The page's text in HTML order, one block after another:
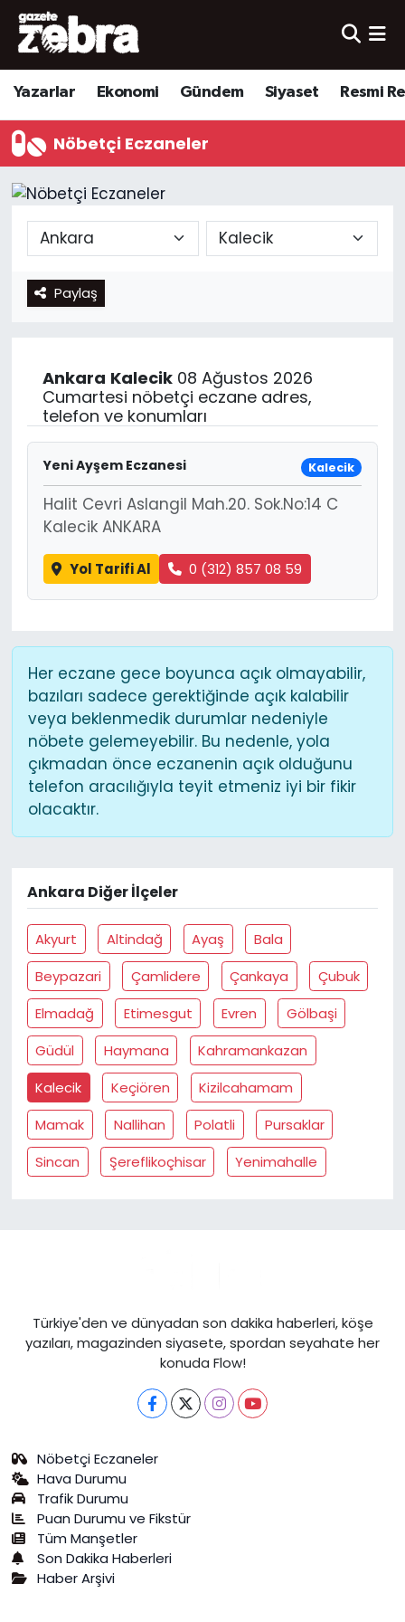
Yazarlar Ekonomi Gündem Siyaset Resmi
Nöbetçi Eczaneler
Paylaş
Ankara Kalecik08 Ağustos 2026
Cumartesi nöbetçi eczane adres,
telefon ve konumları
Yeni Ayşem Eczanesi Kalecik
Halit Cevri Aslangil Mah.20. Sok.No:14 C
Kalecik ANKARA
Yol Tarifi Al 0 (312) 857 08 59
Her eczane gece boyunca açık olmayabilir,
bazıları sadece gerektiğinde açık kalabilir
veya beklenmedik durumlar nedeniyle
nöbete gelemeyebilir. Bu nedenle, yola
çıkmadan önce eczanenin açık olduğunu
telefon aracılığıyla teyit etmeniz iyi bir fikir
olacaktır.
Ankara Diğer İlçeler
Akyurt Altindağ Ayaş
Bala
Beypazari
Çamlidere Çankaya
Çubuk
Elmadağ
Etimesgut Evren
Gölbaşi
Güdül
Haymana
Kahramankazan
Kalecik
Keçiören
Kizilcahamam
Mamak
Nallihan Polatli
Pursaklar
Sincan
Şereflikoçhisar Yenimahalle
Türkiye'den ve dünyadan son dakika haberleri, köşe
yazıları, magazinden siyasete, spordan seyahate her
konuda Flow!
Nöbetçi Eczaneler
Hava Durumu
Trafik Durumu
Puan Durumu ve Fikstür
Tüm Manşetler
Son Dakika Haberleri
Haber Arşivi
Yazarlar
Ekonomi
Kültür-Sanat
Yerel
Spor
Nöbetçi Eczaneler
Hava Durumu
Trafik Durumu
Süper Lig Puan Durumu ve Fikstür
Tüm Manşetler
Son Dakika Haberleri